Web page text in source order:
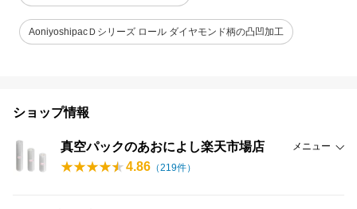
AoniyoshipacＤシリーズ ロール ダイヤモンド柄の凸凹加工
ショップ情報
真空パックのあおによし楽天市場店 メニュー
4.86 （219件）